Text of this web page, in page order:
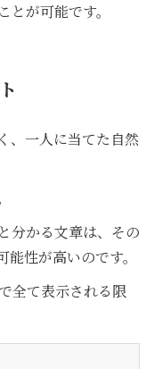
が可能です。
、一人に当てた自然
分かる文章は、その
性が高いのです。
全て表示される限